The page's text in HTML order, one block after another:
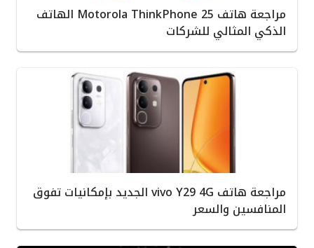
مراجعة هاتف Motorola ThinkPhone 25 الهاتف
الذكي المثالي للشركات
مراجعة هاتف vivo Y29 4G الجديد بإمكانيات تفوق
المنافسين والسعر